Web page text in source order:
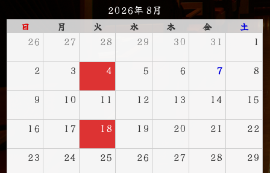
2026年 8月
日 月 火 水 木 金 土
26 27 28 29 30 31
1
2
3 4 5 6 7
8
9
10 11 12 13 14
15
16
17 18 19 20 21
22
23
24 25 26 27 28
29